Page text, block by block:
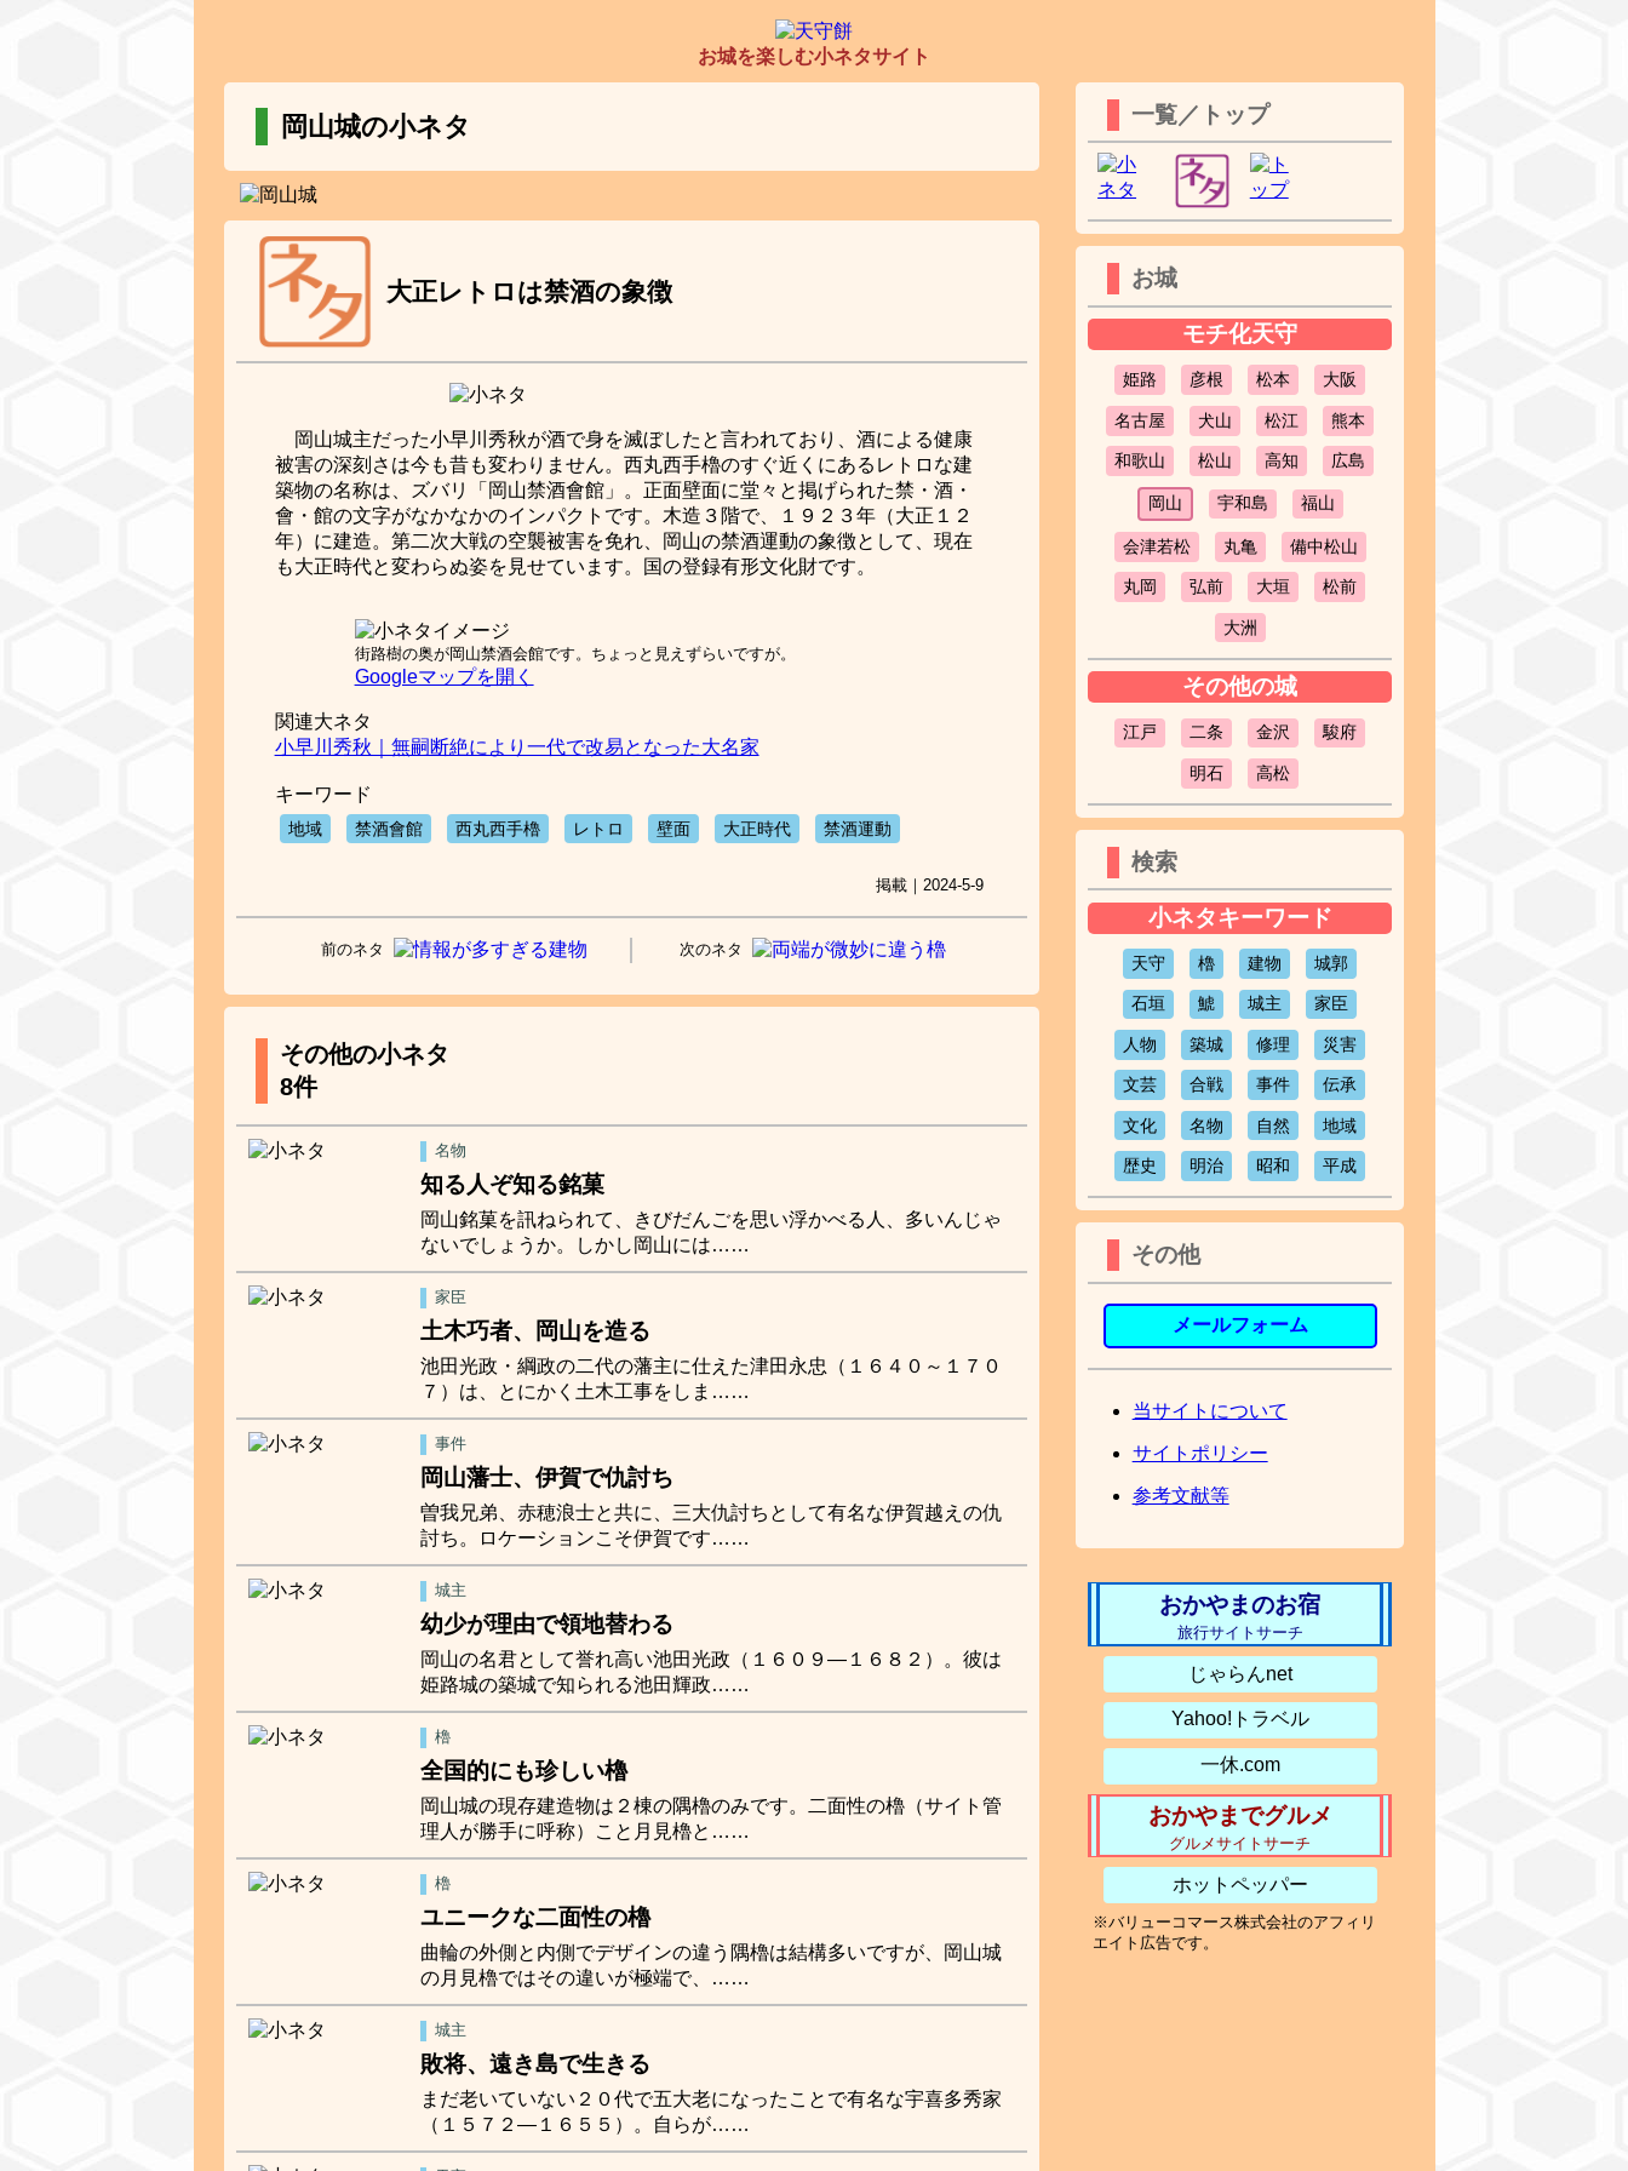
お城を楽しむ小ネタサイト
岡山城の小ネタ
大正レトロは禁酒の象徴
岡山城主だった小早川秀秋が酒で身を滅ぼしたと言われており、酒による健康
被害の深刻さは今も昔も変わりません。西丸西手櫓のすぐ近くにあるレトロな建
築物の名称は、ズバリ「岡山禁酒會館」。正面壁面に堂々と掲げられた禁・酒・
會・館の文字がなかなかのインパクトです。木造３階で、１９２３年（大正１２
年）に建造。第二次大戦の空襲被害を免れ、岡山の禁酒運動の象徴として、現在
も大正時代と変わらぬ姿を見せています。国の登録有形文化財です。
街路樹の奥が岡山禁酒会館です。ちょっと見えずらいですが。
Googleマップを開く
関連大ネタ
小早川秀秋｜無嗣断絶により一代で改易となった大名家
キーワード
地域 禁酒會館 西丸西手櫓 レトロ 壁面 大正時代 禁酒運動
掲載｜2024-5-9
前のネタ 次のネタ
その他の小ネタ
8件
名物
知る人ぞ知る銘菓
岡山銘菓を訊ねられて、きびだんごを思い浮かべる人、多いんじゃ
ないでしょうか。しかし岡山には……
家臣
土木巧者、岡山を造る
池田光政・綱政の二代の藩主に仕えた津田永忠（１６４０～１７０
７）は、とにかく土木工事をしま……
事件
岡山藩士、伊賀で仇討ち
曽我兄弟、赤穂浪士と共に、三大仇討ちとして有名な伊賀越えの仇
討ち。ロケーションこそ伊賀です……
城主
幼少が理由で領地替わる
岡山の名君として誉れ高い池田光政（１６０９―１６８２）。彼は
姫路城の築城で知られる池田輝政……
櫓
全国的にも珍しい櫓
岡山城の現存建造物は２棟の隅櫓のみです。二面性の櫓（サイト管
理人が勝手に呼称）こと月見櫓と……
櫓
ユニークな二面性の櫓
曲輪の外側と内側でデザインの違う隅櫓は結構多いですが、岡山城
の月見櫓ではその違いが極端で、……
城主
敗将、遠き島で生きる
まだ老いていない２０代で五大老になったことで有名な宇喜多秀家
（１５７２―１６５５）。自らが……
一覧／トップ
お城
モチ化天守
姫路 彦根 松本 大阪
名古屋 犬山 松江 熊本
和歌山 松山 高知 広島
岡山 宇和島 福山
会津若松 丸亀 備中松山
丸岡 弘前 大垣 松前
大洲
その他の城
江戸 二条 金沢 駿府
明石 高松
検索
小ネタキーワード
天守 櫓 建物 城郭
石垣 鯱 城主 家臣
人物 築城 修理 災害
文芸 合戦 事件 伝承
文化 名物 自然 地域
歴史 明治 昭和 平成
その他
メールフォーム
当サイトについて
サイトポリシー
参考文献等
おかやまのお宿
旅行サイトサーチ
じゃらんnet
Yahoo!トラベル
一休.com
おかやまでグルメ
グルメサイトサーチ
ホットペッパー
※バリューコマース株式会社のアフィリ
エイト広告です。